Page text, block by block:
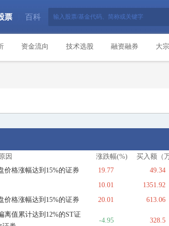
票 百科
资金流向 技术选股 融资融券 大
因 涨跌幅(%) 买入额（万
价格涨幅达到15%的证券 19.77 49.34
10.01 1351.92
价格涨幅达到15%的证券 20.01 613.06
离值累计达到12%的ST证
-4.95 328.5